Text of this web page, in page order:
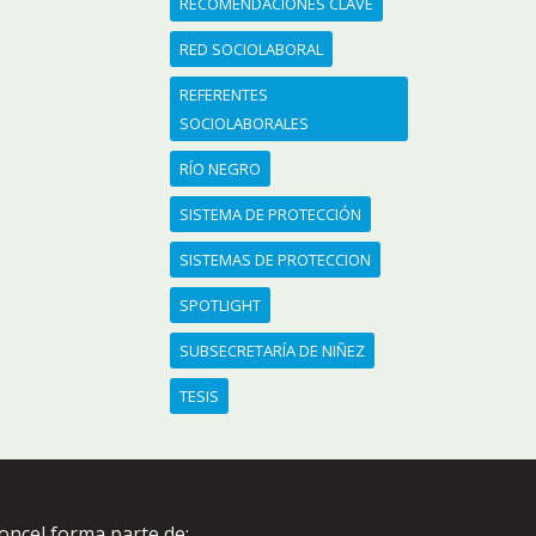
RED SOCIOLABORAL
REFERENTES
SOCIOLABORALES
RÍO NEGRO
SISTEMA DE PROTECCIÓN
SISTEMAS DE PROTECCION
SPOTLIGHT
SUBSECRETARÍA DE NIÑEZ
TESIS